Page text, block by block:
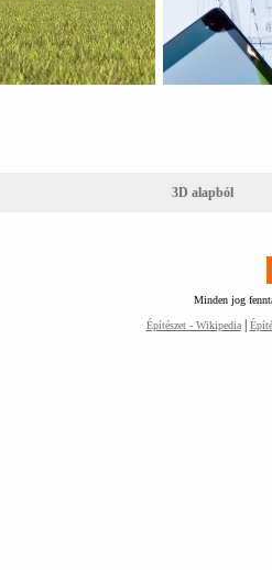
3D alapból
Minden jog
Építészet - Wikipedia|